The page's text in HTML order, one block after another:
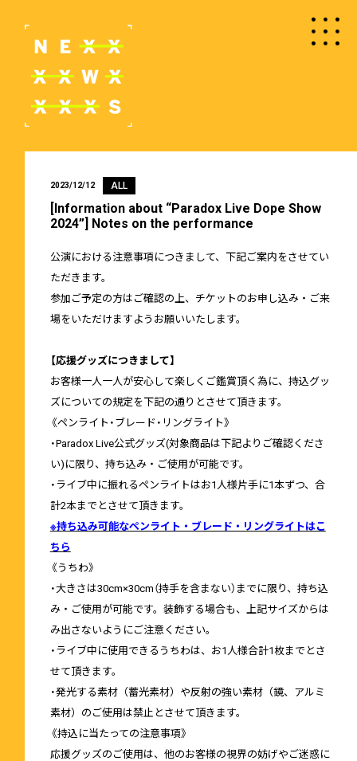
2023/12/12 ALL
[Information about “Paradox Live Dope Show
2024”] Notes on the performance
公演における注意事項につきまして、下記ご案内をさせてい
ただきます。
参加ご予定の方はご確認の上、チケットのお申し込み・ご来
場をいただけますようお願いいたします。
【応援グッズにつきまして】
お客様一人一人が安心して楽しくご鑑賞頂く為に、持込グッ
ズについての規定を下記の通りとさせて頂きます。
《ペンライト・ブレード・リングライト》
・Paradox Live公式グッズ(対象商品は下記よりご確認くださ
い)に限り、持ち込み・ご使用が可能です。
・ライブ中に振れるペンライトはお1人様片手に1本ずつ、合
計2本までとさせて頂きます。
※持ち込み可能なペンライト・ブレード・リングライトはこ
ちら
《うちわ》
・大きさは30cm×30cm（持手を含まない）までに限り、持ち込
み・ご使用が可能です。装飾する場合も、上記サイズからは
み出さないようにご注意ください。
・ライブ中に使用できるうちわは、お1人様合計1枚までとさ
せて頂きます。
・発光する素材（蓄光素材）や反射の強い素材（鏡、アルミ
素材）のご使用は禁止とさせて頂きます。
《持込に当たっての注意事項》
応援グッズのご使用は、他のお客様の視界の妨げやご迷惑に